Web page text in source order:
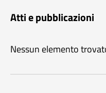
Atti e pubblicazioni
Nessun elemento